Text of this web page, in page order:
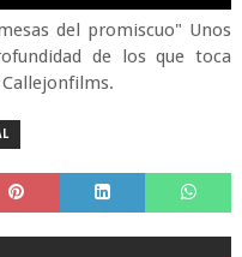
del promiscuo" Unos
de los que toca